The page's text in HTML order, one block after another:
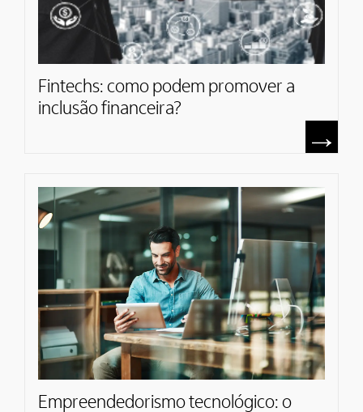
Fintechs: como podem promover a
inclusão financeira?
Empreendedorismo tecnológico: o